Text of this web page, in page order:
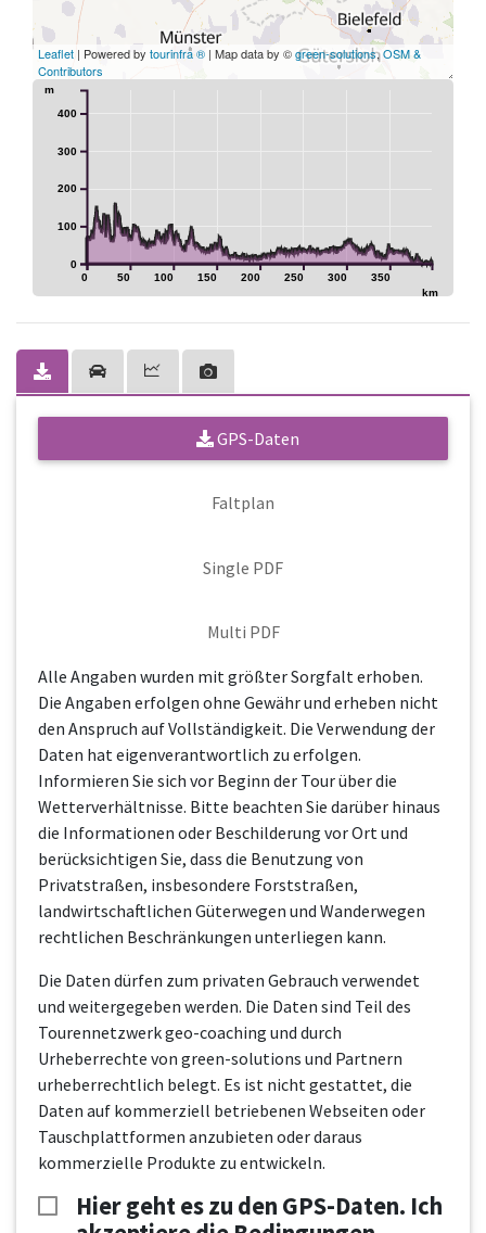
Leaflet | Powered by tourinfra ® | Map data by ©green-solutions,OSM &
Contributors
0 50 100 150 200 250 300 350
km
0
100
200
300
400
m
GPS-Daten
Faltplan
Single PDF
Multi PDF
Alle Angaben wurden mit größter Sorgfalt erhoben.
Die Angaben erfolgen ohne Gewähr und erheben nicht
den Anspruch auf Vollständigkeit. Die Verwendung der
Daten hat eigenverantwortlich zu erfolgen.
Informieren Sie sich vor Beginn der Tour über die
Wetterverhältnisse. Bitte beachten Sie darüber hinaus
die Informationen oder Beschilderung vor Ort und
berücksichtigen Sie, dass die Benutzung von
Privatstraßen, insbesondere Forststraßen,
landwirtschaftlichen Güterwegen und Wanderwegen
rechtlichen Beschränkungen unterliegen kann.
Die Daten dürfen zum privaten Gebrauch verwendet
und weitergegeben werden. Die Daten sind Teil des
Tourennetzwerk geo-coaching und durch
Urheberrechte von green-solutions und Partnern
urheberrechtlich belegt. Es ist nicht gestattet, die
Daten auf kommerziell betriebenen Webseiten oder
Tauschplattformen anzubieten oder daraus
kommerzielle Produkte zu entwickeln.
Hier geht es zu den GPS-Daten. Ich